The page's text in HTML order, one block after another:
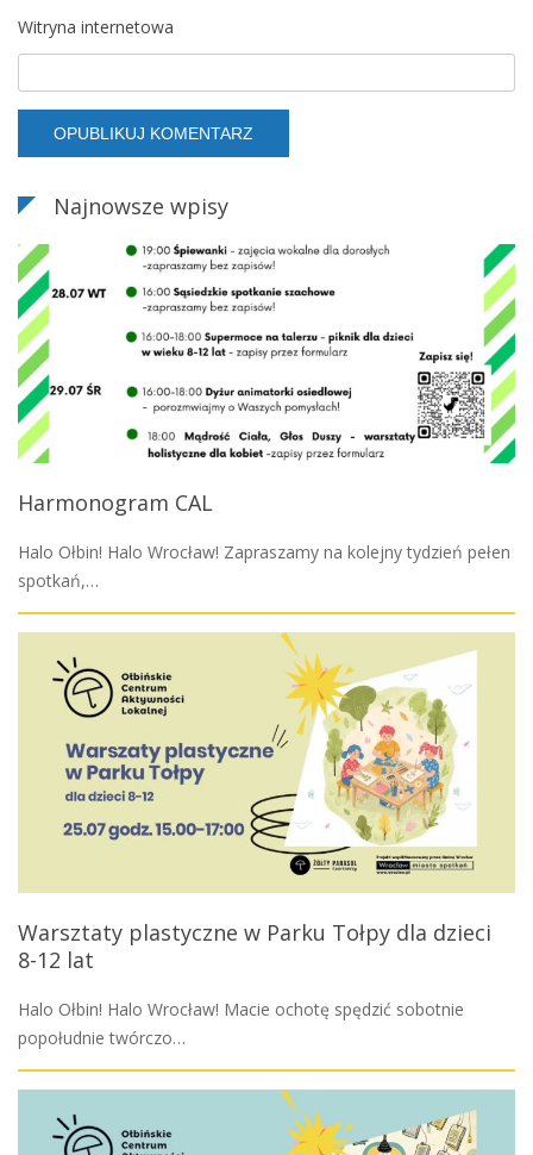
Witryna internetowa
Najnowsze wpisy
Harmonogram CAL
Halo Ołbin! Halo Wrocław! Zapraszamy na kolejny tydzień pełen
spotkań,…
Warsztaty plastyczne w Parku Tołpy dla dzieci
8-12 lat
Halo Ołbin! Halo Wrocław! Macie ochotę spędzić sobotnie
popołudnie twórczo…